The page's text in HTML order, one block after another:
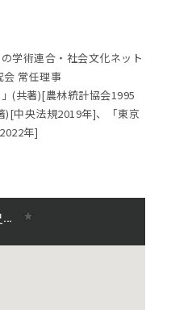
学術連合・社会文化ネット
会 常任理事
」(共著)[農林統計協会1995
)[中央法規2019年]、「東京
年]